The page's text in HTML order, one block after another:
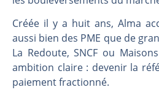
Créée il y a huit ans, Alma
aussi bien des PME que de
La Redoute, SNCF ou
ambition claire : devenir la
paiement fractionné.